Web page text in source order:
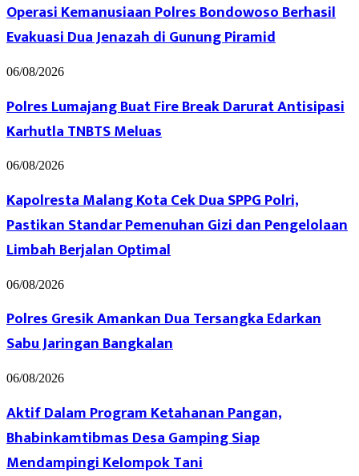
Operasi Kemanusiaan Polres Bondowoso Berhasil
Evakuasi Dua Jenazah di Gunung Piramid
06/08/2026
Polres Lumajang Buat Fire Break Darurat Antisipasi
Karhutla TNBTS Meluas
06/08/2026
Kapolresta Malang Kota Cek Dua SPPG Polri,
Pastikan Standar Pemenuhan Gizi dan Pengelolaan
Limbah Berjalan Optimal
06/08/2026
Polres Gresik Amankan Dua Tersangka Edarkan
Sabu Jaringan Bangkalan
06/08/2026
Aktif Dalam Program Ketahanan Pangan,
Bhabinkamtibmas Desa Gamping Siap
Mendampingi Kelompok Tani